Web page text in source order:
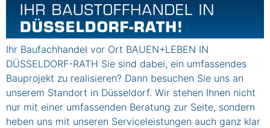
Ihr Baufachhandel vor Ort BAUEN+LEBEN IN
DÜSSELDORF-RATH Sie sind dabei, ein umfassendes
Bauprojekt zu realisieren? Dann besuchen Sie uns an
unserem Standort in Düsseldorf. Wir stehen Ihnen nicht
nur mit einer umfassenden Beratung zur Seite, sondern
heben uns mit unseren Serviceleistungen auch ganz klar